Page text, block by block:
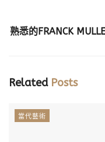
熟悉的FRANCK
RelatedPosts
當代藝術